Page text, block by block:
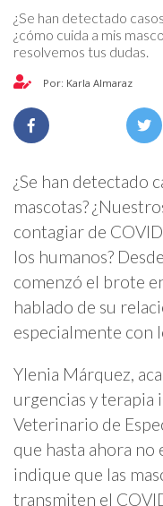
¿Se han detectado
¿cómo cuida a mis
resolvemos tus dudas.
Por: Karla Almaraz
¿Se han detectado
mascotas?
contagiar de
los humanos?
comenzó el brote
hablado de su
especialmente con
Ylenia Márquez,
urgencias y terapia
Veterinario de
que hasta ahora no
indique que las
transmiten el